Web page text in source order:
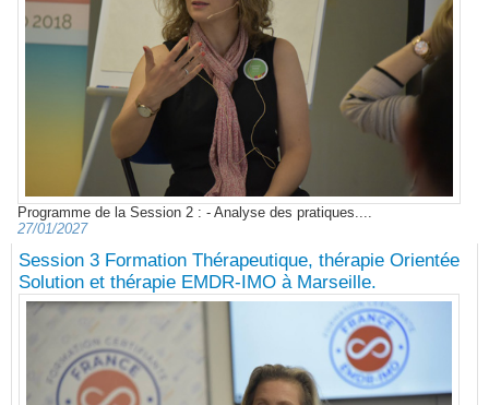
Programme de la Session 2 : - Analyse des pratiques....
27/01/2027
Session 3 Formation Thérapeutique, thérapie Orientée
Solution et thérapie EMDR-IMO à Marseille.